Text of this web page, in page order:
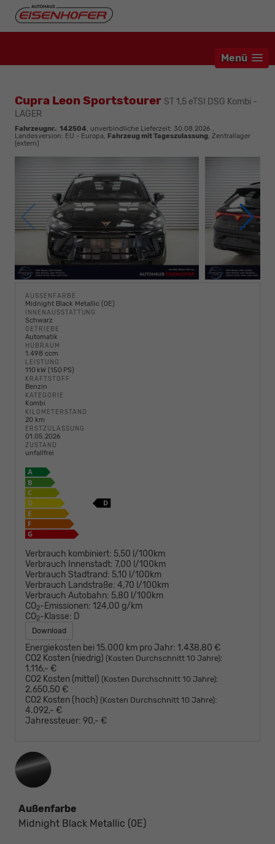
Menü
Cupra Leon Sportstourer ST 1,5 eTSI DSG Kombi -
LAGER
Fahrzeugnr.: 142504, unverbindliche Lieferzeit: 30.08.2026 ,
Landesversion: EU - Europa, Fahrzeug mit Tageszulassung, Zentrallager
(extern)
AUSSENFARBE
Midnight Black Metallic (0E)
INNENAUSSTATTUNG
Schwarz
GETRIEBE
Automatik
HUBRAUM
1.498 ccm
LEISTUNG
110 kW (150 PS)
KRAFTSTOFF
Benzin
KATEGORIE
Kombi
KILOMETERSTAND
20 km
ERSTZULASSUNG
01.05.2026
ZUSTAND
unfallfrei
Verbrauch kombiniert: 5,50 l/100km
Verbrauch Innenstadt: 7,00 l/100km
Verbrauch Stadtrand: 5,10 l/100km
Verbrauch Landstraße: 4,70 l/100km
Verbrauch Autobahn: 5,80 l/100km
CO2-Emissionen: 124,00 g/km
CO2-Klasse: D
Download
Energiekosten bei 15.000 km pro Jahr: 1.438,80 €
CO2 Kosten (niedrig) (Kosten Durchschnitt 10 Jahre):
1.116,- €
CO2 Kosten (mittel) (Kosten Durchschnitt 10 Jahre):
2.650,50 €
CO2 Kosten (hoch) (Kosten Durchschnitt 10 Jahre):
4.092,- €
Jahressteuer: 90,- €
Außenfarbe
Midnight Black Metallic (0E)